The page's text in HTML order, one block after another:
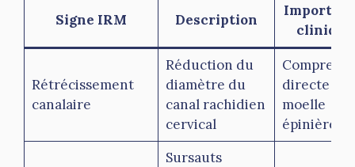
Signe IRM Description
clinique
Rétrécissement
canalaire
Réduction du
diamètre du
canal rachidien
cervical
directe de
moelle
épinière
Sursauts